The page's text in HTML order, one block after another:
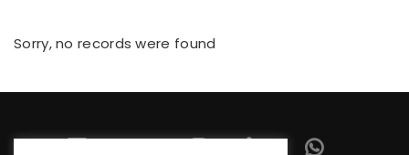
Sorry, no records were found